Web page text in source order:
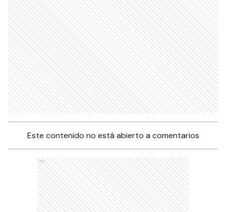
Este contenido no está abierto a comentarios
Ads